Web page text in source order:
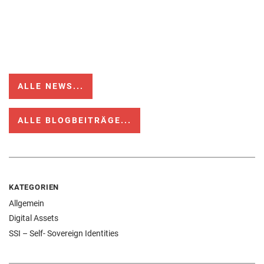
ALLE NEWS...
ALLE BLOGBEITRÄGE...
KATEGORIEN
Allgemein
Digital Assets
SSI – Self- Sovereign Identities